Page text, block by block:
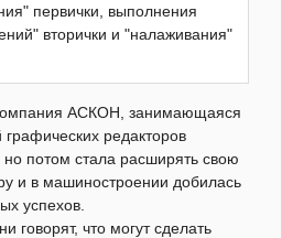
первички, выполнения
вторички и "налаживания"
АСКОН, занимающаяся
графических редакторов
но потом стала расширять свою
и в машиностроении добилась
успехов.
говорят, что могут сделать